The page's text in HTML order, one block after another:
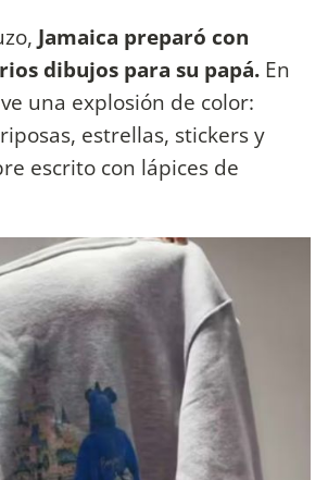
Jamaica preparó con
dibujos para su papá. En
una explosión de color:
estrellas, stickers y
escrito con lápices de